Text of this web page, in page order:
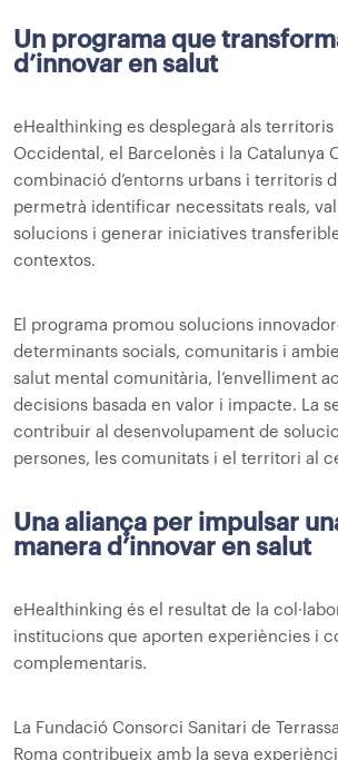
Un programa que
d’innovar en salut
eHealthinking es desplegarà als territoris
Occidental, el Barcelonès i la Catalunya
combinació d’entorns urbans i territoris
permetrà identificar necessitats reals,
solucions i generar iniciatives
contextos.
El programa promou solucions
determinants socials, comunitaris i
salut mental comunitària, l’envelliment
decisions basada en valor i impacte. La
contribuir al desenvolupament de
persones, les comunitats i el territori al
Una aliança per impulsar
manera d’innovar en salut
eHealthinking és el resultat de la
institucions que aporten experiències i
complementaris.
La Fundació Consorci Sanitari de
Roma contribueix amb la seva